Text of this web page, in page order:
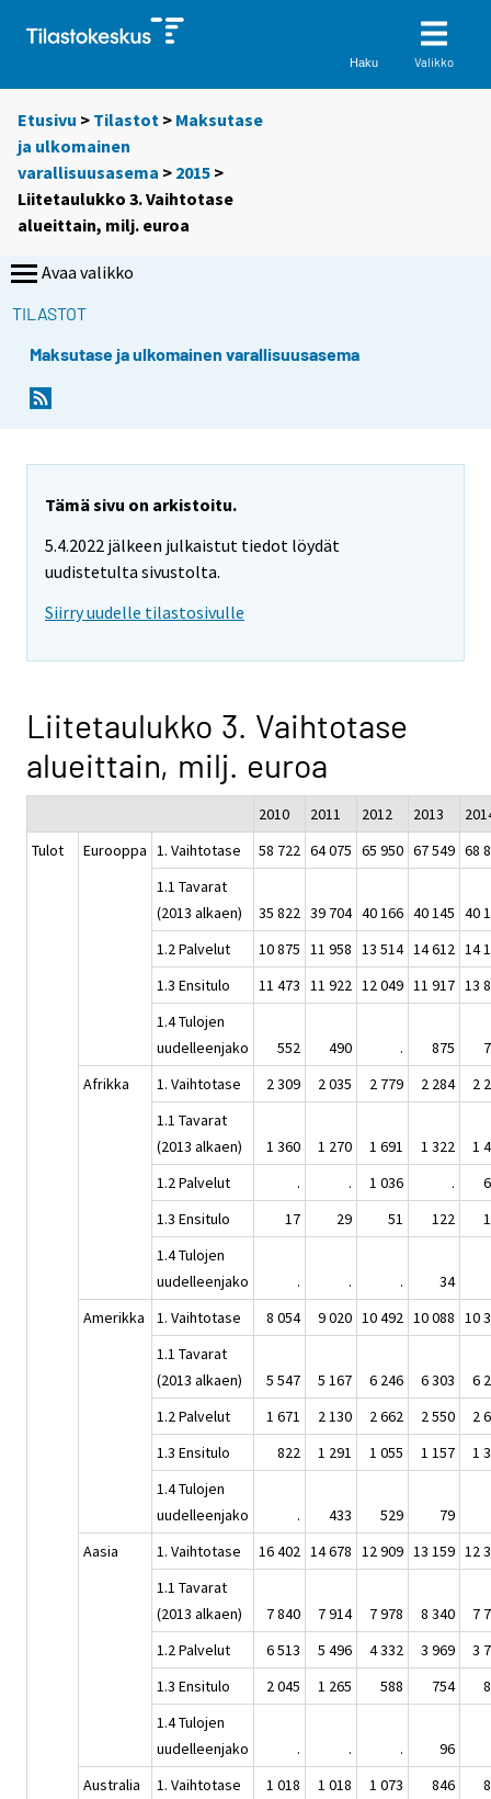
Haku Valikko
Etusivu > Tilastot > Maksutase
ja ulkomainen
varallisuusasema > 2015 >
Liitetaulukko 3. Vaihtotase
alueittain, milj. euroa
Avaa valikko
TILASTOT
Maksutase ja ulkomainen varallisuusasema
Tämä sivu on arkistoitu.
5.4.2022 jälkeen julkaistut tiedot löydät
uudistetulta sivustolta.
Siirry uudelle tilastosivulle
Liitetaulukko 3. Vaihtotase
alueittain, milj. euroa
2010 2011 2012 2013
Tulot
Eurooppa 1. Vaihtotase 58 722 64 075 65 950 67 549 68
1.1 Tavarat
(2013 alkaen)
35 822 39 704 40 166 40 145 40
1.2 Palvelut
10 875 11 958 13 514 14 612 14
1.3 Ensitulo
11 473 11 922 12 049 11 917 13
1.4 Tulojen
uudelleenjako
552 490 . 875
Afrikka
1. Vaihtotase 2 309 2 035 2 779 2 284
2
1.1 Tavarat
(2013 alkaen)
1 360 1 270 1 691 1 322
1
1.2 Palvelut
. . 1 036 .
1.3 Ensitulo
17 29 51 122
1.4 Tulojen
uudelleenjako
. . .
34
Amerikka
1. Vaihtotase 8 054 9 020 10 492 10 088 10
1.1 Tavarat
(2013 alkaen)
5 547 5 167 6 246 6 303
6
1.2 Palvelut
1 671 2 130 2 662 2 550
2
1.3 Ensitulo
822 1 291 1 055 1 157
1
1.4 Tulojen
uudelleenjako
. 433 529
79
Aasia
1. Vaihtotase 16 402 14 678 12 909 13 159 12
1.1 Tavarat
(2013 alkaen)
7 840 7 914 7 978 8 340
7
1.2 Palvelut
6 513 5 496 4 332 3 969
3
1.3 Ensitulo
2 045 1 265 588 754
1.4 Tulojen
uudelleenjako
. . .
96
Australia
1. Vaihtotase 1 018 1 018 1 073 846